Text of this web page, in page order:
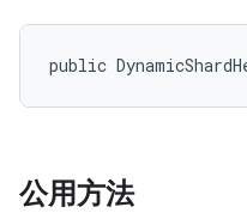
public
公用方法